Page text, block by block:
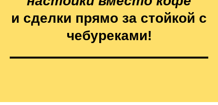
и сделки прямо за стойкой с
чебуреками!